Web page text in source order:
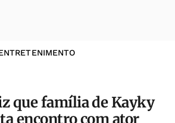
que família de Kayky
encontro com ator